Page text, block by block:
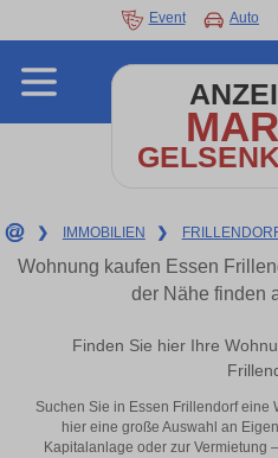
Event Auto
❯ IMMOBILIEN ❯
Wohnung kaufen Essen
der Nähe finden
Finden Sie hier Ihre
Suchen Sie in Essen Frillendorf eine
hier eine große Auswahl an
Kapitalanlage oder zur Vermietung